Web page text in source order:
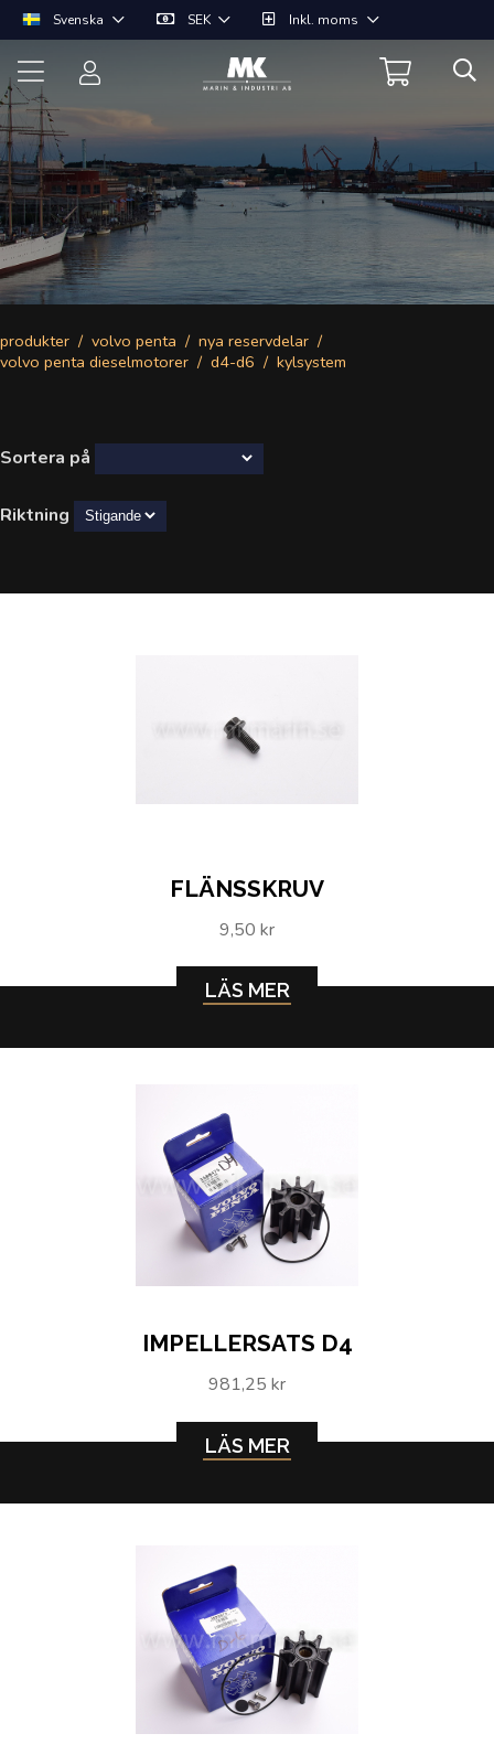
Svenska SEK Inkl. moms
produkter volvo penta
nya reservdelar
volvo penta dieselmotorer
d4-d6 kylsystem
Sortera på
Riktning
FLÄNSSKRUV
9,50 kr
LÄS MER
IMPELLERSATS D4
981,25 kr
LÄS MER